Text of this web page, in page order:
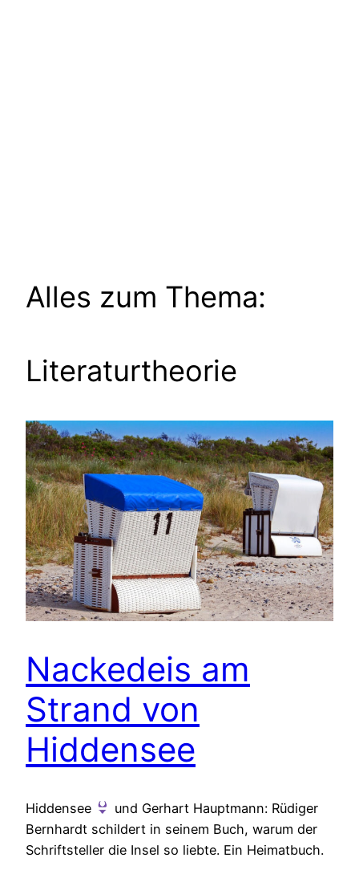
Alles zum Thema:
Literaturtheorie
Nackedeis am
Strand von
Hiddensee
Hiddensee
und Gerhart Hauptmann: Rüdiger
Bernhardt schildert in seinem Buch, warum der
Schriftsteller die Insel so liebte. Ein Heimatbuch.